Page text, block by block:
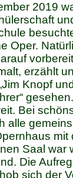
2019
Oper.
erzählt
Knopf
Bei
alle
mit
Saal war
Die
sich der